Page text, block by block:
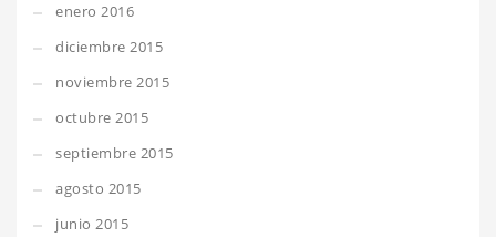
enero 2016
diciembre 2015
noviembre 2015
octubre 2015
septiembre 2015
agosto 2015
junio 2015